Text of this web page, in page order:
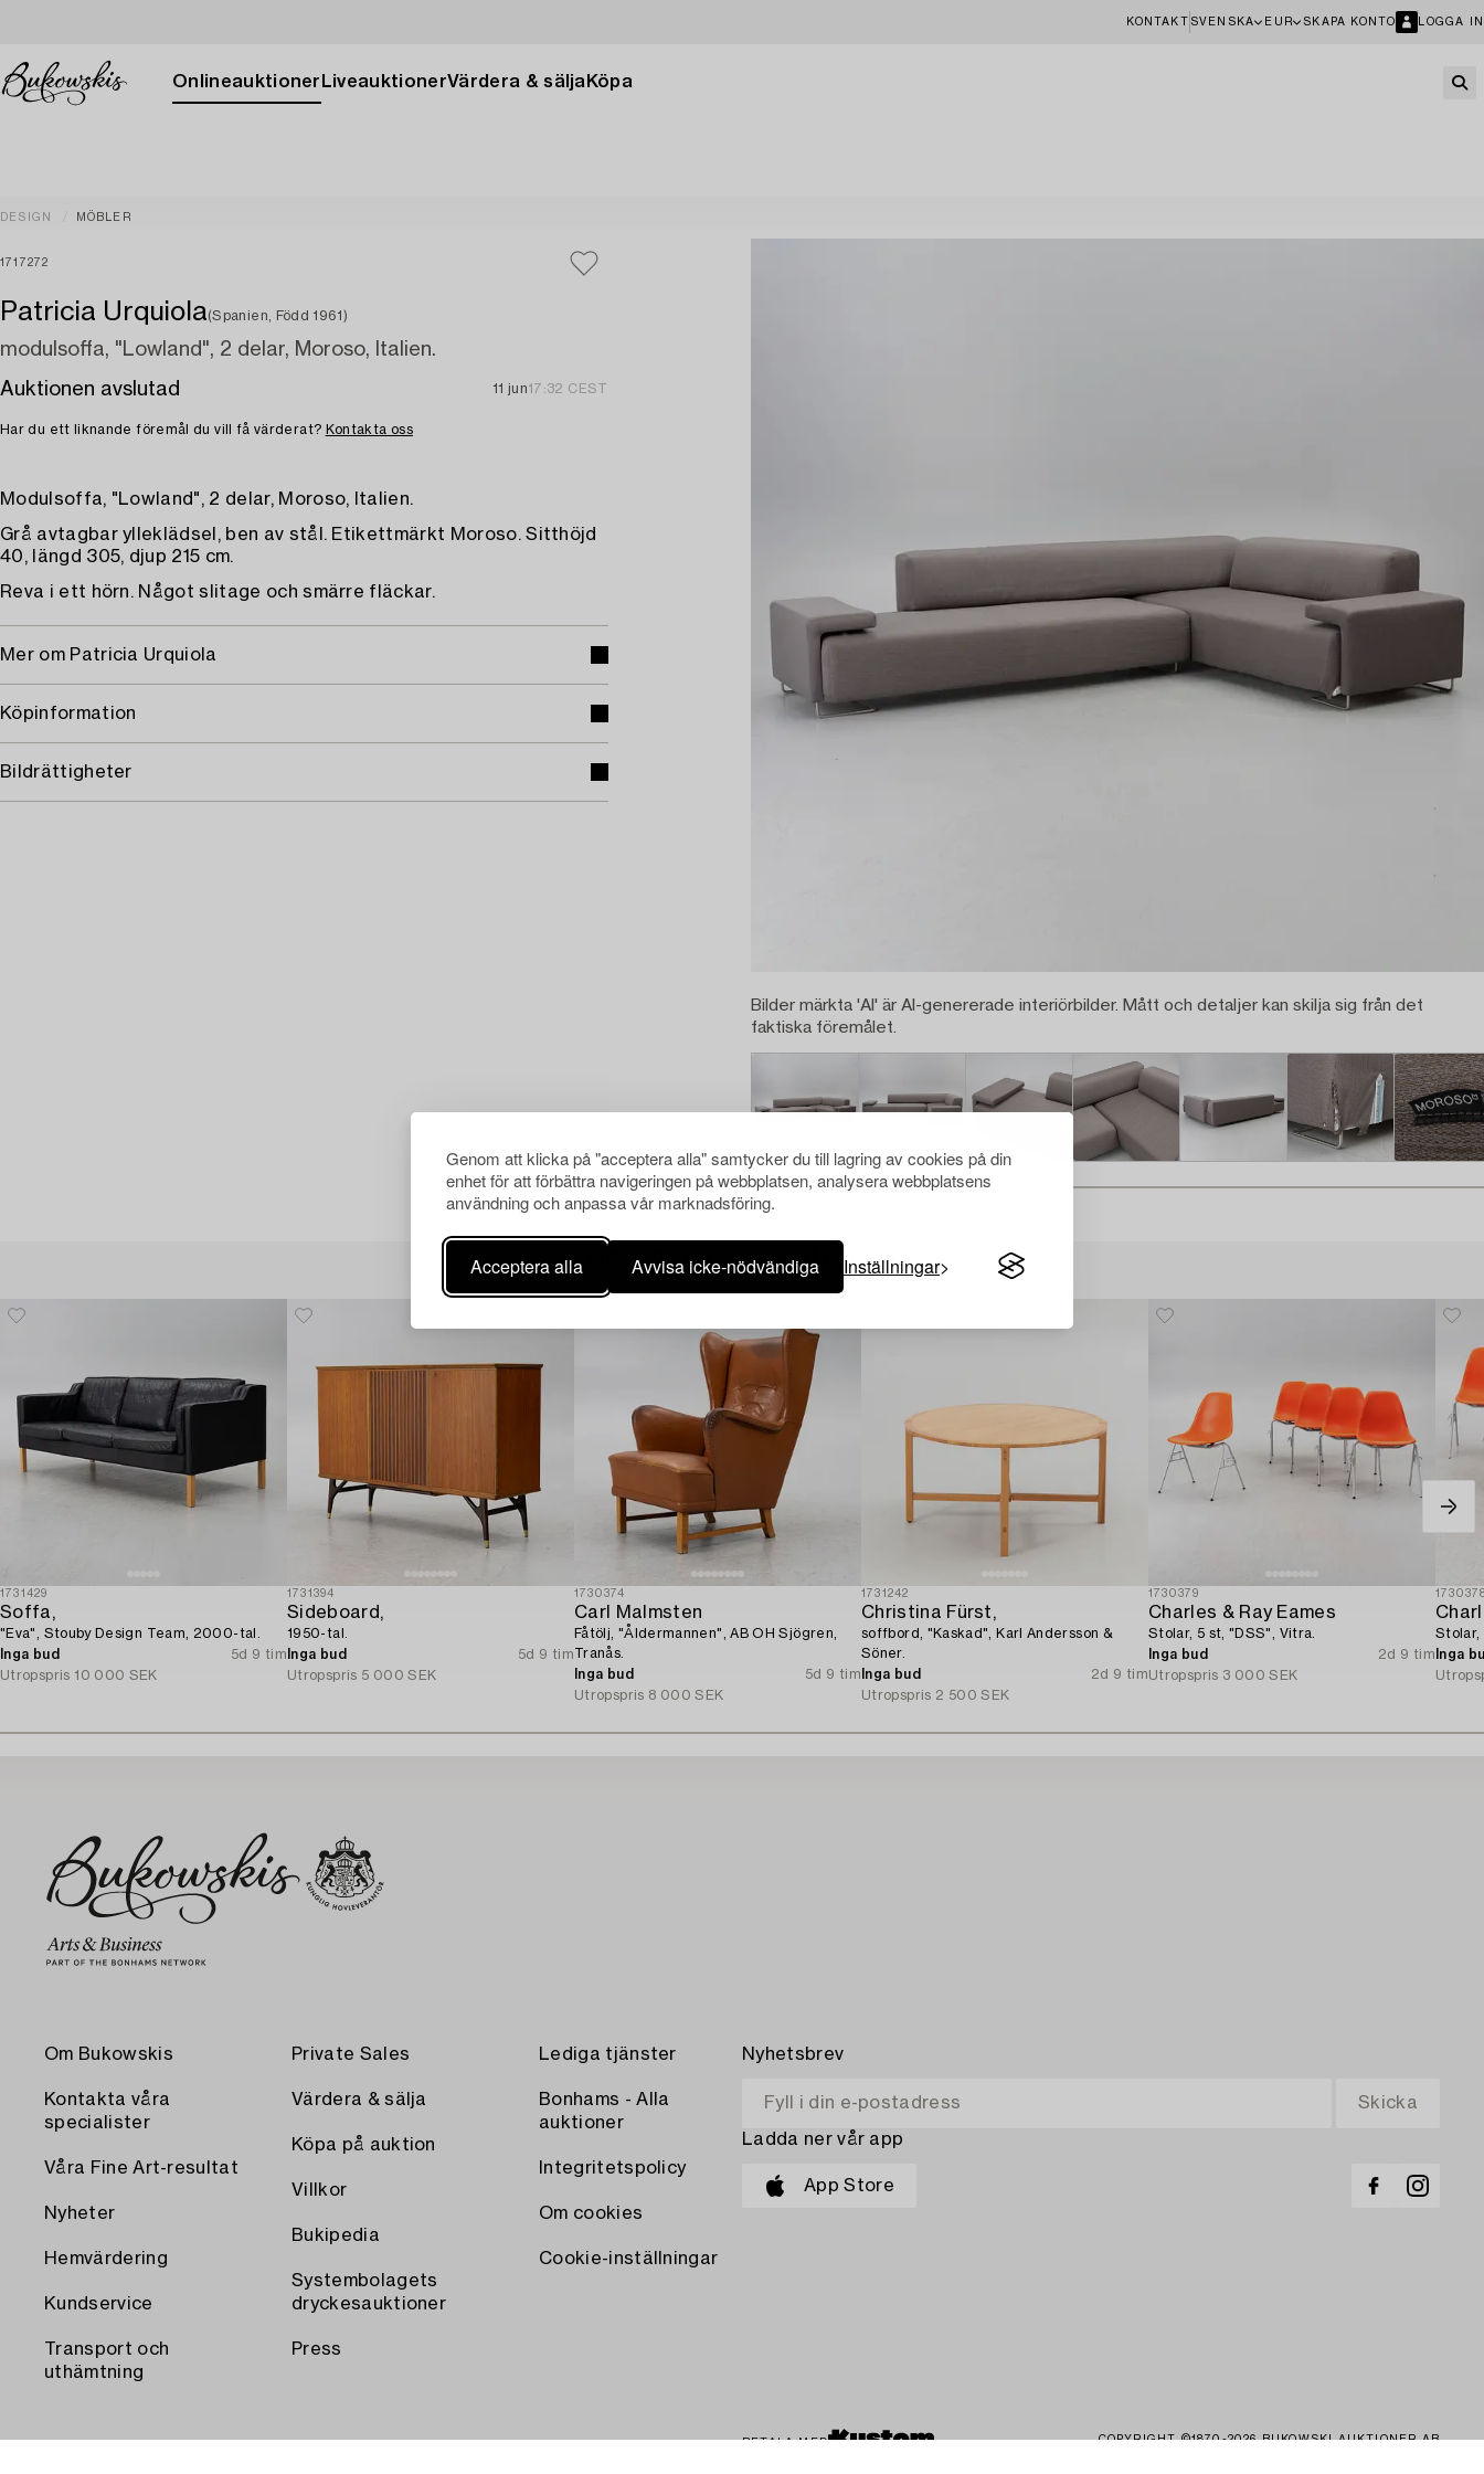
Genom att klicka på "acceptera alla" samtycker du till lagring av cookies på din
enhet för att förbättra navigeringen på webbplatsen, analysera webbplatsens
användning och anpassa vår marknadsföring.
Acceptera alla Avvisa icke-nödvändiga Inställningar
KONTAKT SVENSKA EUR SKAPA KONTO LOGGA IN
Onlineauktioner LiveauktionerVärdera & sälja Köpa
DESIGN MÖBLER
1717272
Patricia Urquiola(Spanien, Född 1961)
modulsoffa, "Lowland", 2 delar, Moroso, Italien.
Auktionen avslutad
11 jun17:32 CEST
Har du ett liknande föremål du vill få värderat? Kontakta oss
Modulsoffa, "Lowland", 2 delar, Moroso, Italien.
Grå avtagbar ylleklädsel, ben av stål. Etikettmärkt Moroso. Sitthöjd
40, längd 305, djup 215 cm.
Reva i ett hörn. Något slitage och smärre fläckar.
Mer om Patricia Urquiola
Köpinformation
Bildrättigheter
Bilder märkta 'AI' är AI-genererade interiörbilder. Mått och detaljer kan skilja sig från det
faktiska föremålet.
Andra har även tittat på
1731429
Soffa,
"Eva", Stouby Design Team, 2000-tal.
Inga bud
5d 9 tim
Utropspris 10 000 SEK
1731394
Sideboard,
1950-tal.
Inga bud
5d 9 tim
Utropspris 5 000 SEK
1730374
Carl Malmsten
Fåtölj, "Åldermannen", AB OH Sjögren,
Tranås.
Inga bud
5d 9 tim
Utropspris 8 000 SEK
1731242
Christina Fürst,
soffbord, "Kaskad", Karl Andersson &
Söner.
Inga bud
2d 9 tim
Utropspris 2 500 SEK
1730379
Charles & Ray Eames
Stolar, 5 st, "DSS", Vitra.
Inga bud
2d 9 tim
Utropspris 3 000 SEK
Stolar,
Inga
Om Bukowskis
Kontakta våra
specialister
Våra Fine Art-resultat
Nyheter
Hemvärdering
Kundservice
Transport och
uthämtning
Private Sales
Värdera & sälja
Köpa på auktion
Villkor
Bukipedia
Systembolagets
dryckesauktioner
Press
Lediga tjänster
Bonhams - Alla
auktioner
Integritetspolicy
Om cookies
Cookie-inställningar
Nyhetsbrev
Ladda ner vår app
App Store
BETALA MED COPYRIGHT ©1870-2026 BUKOWSKI AUKTIONER AB